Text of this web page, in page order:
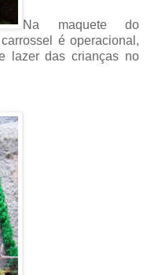
Na maquete do
é operacional,
lazer das crianças no